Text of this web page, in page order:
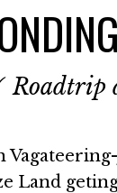
Roadtrip
Land